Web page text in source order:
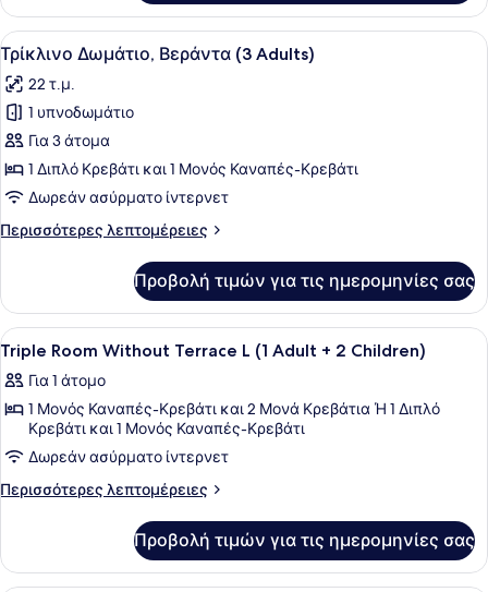
Children)
Δωμάτιο,
Βεράντα
(2
Adults
+
Children)
Προβολή
όλων
των
φωτογραφιών
για
Τρίκλινο
Δωμάτιο,
Βεράντα
(3
Ένα σύγχρονο δωμάτιο
6
Τρίκλινο Δωμάτιο, Βεράντα (3 Adults)
22 τ.μ.
1 υπνοδωμάτιο
Για 3 άτομα
1 Διπλό Κρεβάτι και 1 Μονός Καναπές-Κρεβάτι
Δωρεάν ασύρματο ίντερνετ
Περισσότερες λεπτομέρειες
Περισσότερες
Δωμάτιο,
Βεράντα
(3
Adults)
Προβολή τιμών για τις ημερομηνίες σας
Προβολή
όλων
των
φωτογραφιών
Triple
Room
L
Ένα δωμάτιο ξενοδοχείου με
5
Triple Room Without Terrace L (1 Adult + 2 Children)
Για 1 άτομο
1 Μονός Καναπές-Κρεβάτι και 2 Μονά Κρεβάτια Ή 1 Διπλό
Κρεβάτι και 1 Μονός Καναπές-Κρεβάτι
Δωρεάν ασύρματο ίντερνετ
Περισσότερες λεπτομέρειες
Περισσότερες
Room
Without
Προβολή τιμών για τις ημερομηνίες σας